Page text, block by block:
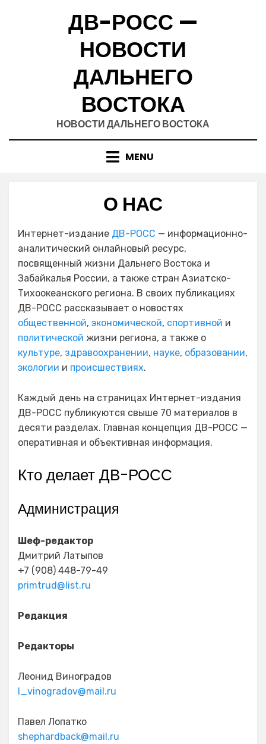
ДВ-РОСС —
НОВОСТИ
ДАЛЬНЕГО
ВОСТОКА
НОВОСТИ ДАЛЬНЕГО ВОСТОКА
MENU
О НАС
Интернет-издание ДВ-РОСС — информационно-
аналитический онлайновый ресурс,
посвященный жизни Дальнего Востока и
Забайкалья России, а также стран Азиатско-
Тихоокеанского региона. В своих публикациях
ДВ-РОСС рассказывает о новостях
общественной, экономической, спортивной и
политической жизни региона, а также о
культуре, здравоохранении, науке, образовании,
экологии и происшествиях.
Каждый день на страницах Интернет-издания
ДВ-РОСС публикуются свыше 70 материалов в
десяти разделах. Главная концепция ДВ-РОСС —
оперативная и объективная информация.
Кто делает ДВ-РОСС
Администрация
Шеф-редактор
Дмитрий Латыпов
+7 (908) 448-79-49
primtrud@list.ru
Редакция
Редакторы
Леонид Виноградов
l_vinogradov@mail.ru
Павел Лопатко
shephardback@mail.ru